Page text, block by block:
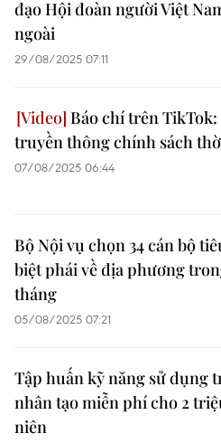
đạo Hội đoàn người Việt
ngoài
29/08/2025 07:11
Báo chí trên
truyền thông chính sách
07/08/2025 06:44
Bộ Nội vụ chọn 34 cán bộ
biệt phái về địa phương
tháng
05/08/2025 07:21
Tập huấn kỹ năng sử dụng
nhân tạo miễn phí cho 2
niên